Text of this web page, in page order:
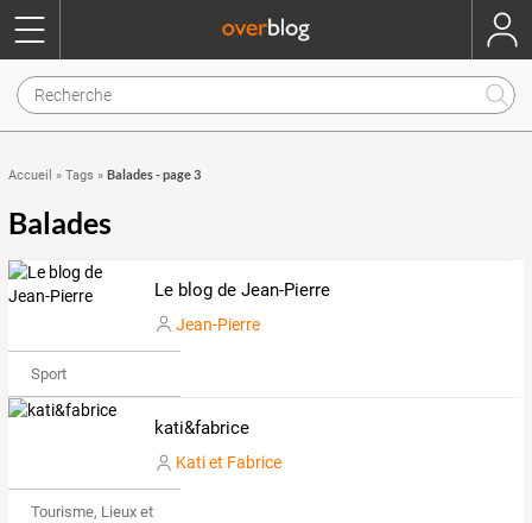
Accueil » Tags » Balades - page 3
Balades
Le blog de Jean-Pierre
Jean-Pierre
Sport
kati&fabrice
Kati et Fabrice
Tourisme, Lieux et Événements